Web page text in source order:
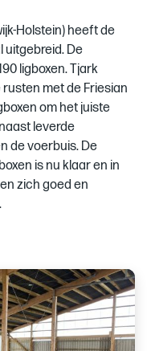
Holstein) heeft de
uitgebreid. De
ligboxen. Tjark
met de Friesian
om het juiste
leverde
de voerbuis. De
is nu klaar en in
zich goed en